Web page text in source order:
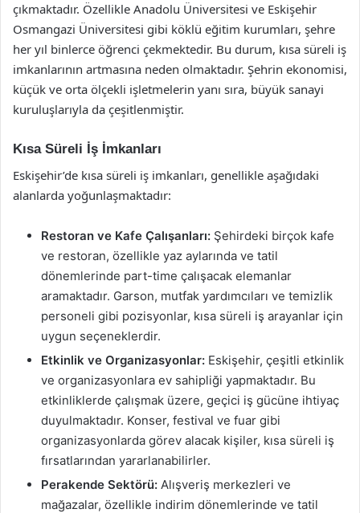
çıkmaktadır. Özellikle Anadolu Üniversitesi ve Eskişehir
Osmangazi Üniversitesi gibi köklü eğitim kurumları, şehre
her yıl binlerce öğrenci çekmektedir. Bu durum, kısa süreli iş
imkanlarının artmasına neden olmaktadır. Şehrin ekonomisi,
küçük ve orta ölçekli işletmelerin yanı sıra, büyük sanayi
kuruluşlarıyla da çeşitlenmiştir.
Kısa Süreli İş İmkanları
Eskişehir’de kısa süreli iş imkanları, genellikle aşağıdaki
alanlarda yoğunlaşmaktadır:
Restoran ve Kafe Çalışanları: Şehirdeki birçok kafe
ve restoran, özellikle yaz aylarında ve tatil
dönemlerinde part-time çalışacak elemanlar
aramaktadır. Garson, mutfak yardımcıları ve temizlik
personeli gibi pozisyonlar, kısa süreli iş arayanlar için
uygun seçeneklerdir.
Etkinlik ve Organizasyonlar: Eskişehir, çeşitli etkinlik
ve organizasyonlara ev sahipliği yapmaktadır. Bu
etkinliklerde çalışmak üzere, geçici iş gücüne ihtiyaç
duyulmaktadır. Konser, festival ve fuar gibi
organizasyonlarda görev alacak kişiler, kısa süreli iş
fırsatlarından yararlanabilirler.
Perakende Sektörü: Alışveriş merkezleri ve
mağazalar, özellikle indirim dönemlerinde ve tatil